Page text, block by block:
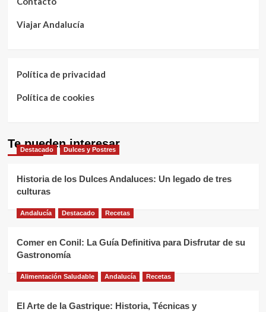
Viajar Andalucía
Política de privacidad
Política de cookies
Te pueden interesar
Destacado Dulces y Postres
Historia de los Dulces Andaluces: Un legado de tres
culturas
Andalucía Destacado Recetas
Comer en Conil: La Guía Definitiva para Disfrutar de su
Gastronomía
Alimentación Saludable Andalucía Recetas
El Arte de la Gastrique: Historia, Técnicas y